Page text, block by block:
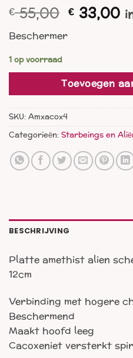
€55,00
prijs
€ 33,00
Beschermer
1 op voorraad
Toevoegen
SKU:Amxacox4
Categorieën:Starbeings en
BESCHRIJVING
Platte amethist alien
12cm
Verbinding met hogere
Beschermend
Maakt hoofd leeg
Cacoxeniet versterkt